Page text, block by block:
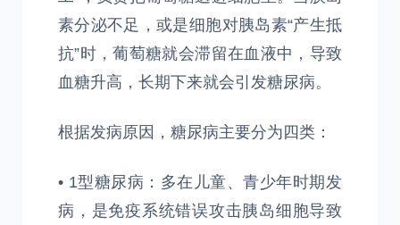
素分泌不足，或是细胞对胰岛素“产生抵
抗”时，葡萄糖就会滞留在血液中，导致
血糖升高，长期下来就会引发糖尿病。
根据发病原因，糖尿病主要分为四类：
• 1型糖尿病：多在儿童、青少年时期发
病，是免疫系统错误攻击胰岛细胞导致